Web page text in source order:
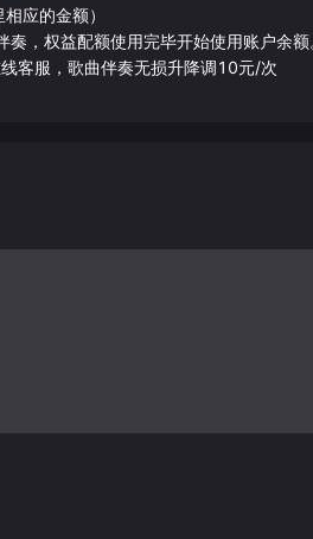
应的金额）
，权益配额使用完毕开始使用账户余额
客服，歌曲伴奏无损升降调10元/次